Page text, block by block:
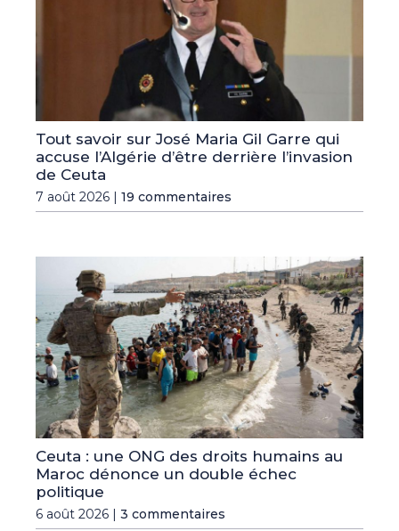
Tout savoir sur José Maria Gil Garre qui
accuse l’Algérie d’être derrière l’invasion
de Ceuta
7 août 2026 | 19 commentaires
Ceuta : une ONG des droits humains au
Maroc dénonce un double échec
politique
6 août 2026 | 3 commentaires